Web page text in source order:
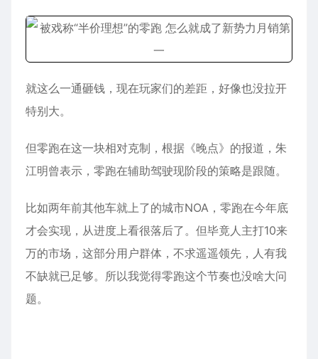
就这么一通砸钱，现在玩家们的差距，好像也没拉开
特别大。
但零跑在这一块相对克制，根据《晚点》的报道，朱
江明曾表示，零跑在辅助驾驶现阶段的策略是跟随。
比如两年前其他车就上了的城市NOA，零跑在今年底
才会实现，从进度上看很落后了。但毕竟人主打10来
万的市场，这部分用户群体，不求遥遥领先，人有我
不缺就已足够。所以我觉得零跑这个节奏也没啥大问
题。